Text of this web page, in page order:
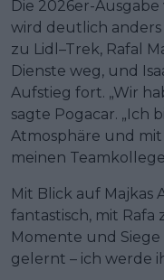
Die 2026er-Ausgabe
wird deutlich anders
zu Lidl–Trek, Rafal
Dienste weg, und
Aufstieg fort. „Wir
sagte Pogacar. „Ich
Atmosphäre und
meinen
Mit Blick auf Majkas
fantastisch, mit
Momente und
gelernt – ich werde